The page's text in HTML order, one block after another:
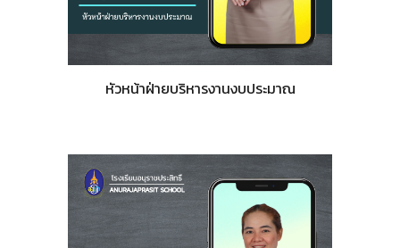
หัวหน้าฝ่ายบริหารงานงบประมาณ